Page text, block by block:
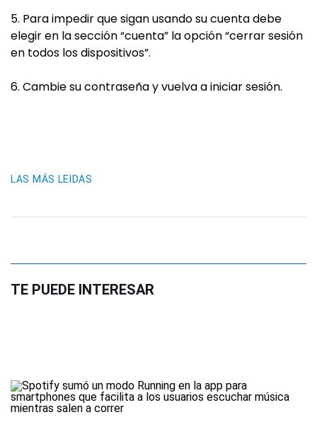
5. Para impedir que sigan usando su cuenta debe
elegir en la sección “cuenta” la opción “cerrar sesión
en todos los dispositivos”.
6. Cambie su contraseña y vuelva a iniciar sesión.
LAS MÁS LEIDAS
TE PUEDE INTERESAR